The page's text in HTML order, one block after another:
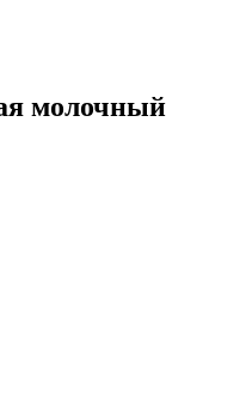
молочный